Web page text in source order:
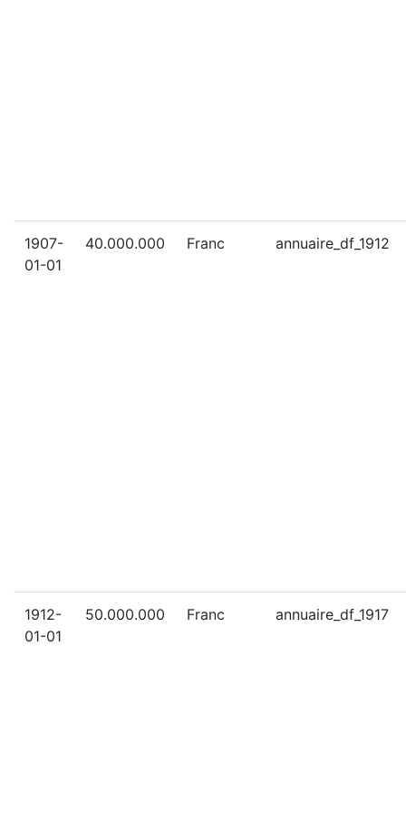
1907-
01-01
40.000.000 Franc annuaire_df_1912
1912-
01-01
50.000.000 Franc annuaire_df_1917